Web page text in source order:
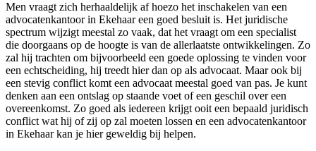
Men vraagt zich herhaaldelijk af hoezo het inschakelen van een
advocatenkantoor in Ekehaar een goed besluit is. Het juridische
spectrum wijzigt meestal zo vaak, dat het vraagt om een specialist
die doorgaans op de hoogte is van de allerlaatste ontwikkelingen. Zo
zal hij trachten om bijvoorbeeld een goede oplossing te vinden voor
een echtscheiding, hij treedt hier dan op als advocaat. Maar ook bij
een stevig conflict komt een advocaat meestal goed van pas. Je kunt
denken aan een ontslag op staande voet of een geschil over een
overeenkomst. Zo goed als iedereen krijgt ooit een bepaald juridisch
conflict wat hij of zij op zal moeten lossen en een advocatenkantoor
in Ekehaar kan je hier geweldig bij helpen.